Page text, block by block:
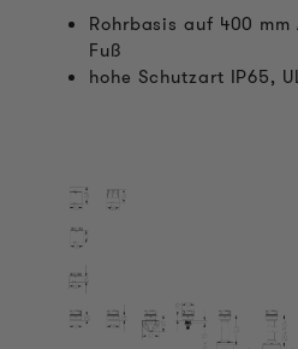
Rohrbasis auf 400
Fuß
hohe Schutzart IP65,